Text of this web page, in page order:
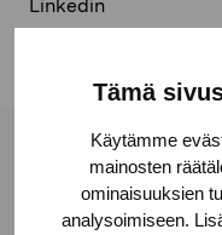
Tämä
Käytämme
mainosten
ominaisuuksien
analysoimiseen.
Linkedin
Pro